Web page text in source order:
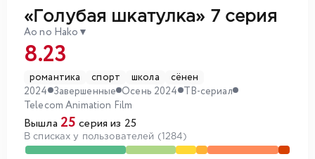
«Голубая шкатулка» 7 серия
Ao no Hako ▼
8.23
романтика спорт школа
сёнен
2024 Завершенные Осень 2024 ТВ-сериал
Telecom Animation Film
Вышла 25 серия из 25
В списках у пользователей (1284)